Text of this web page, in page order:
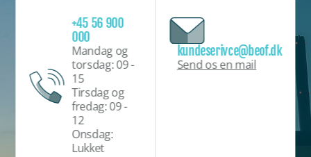
+45 56 900
000
Mandag og
torsdag: 09 -
15
Tirsdag og
fredag: 09 -
12
Onsdag:
Lukket
kundeserivce@beof.dk
Send os en mail